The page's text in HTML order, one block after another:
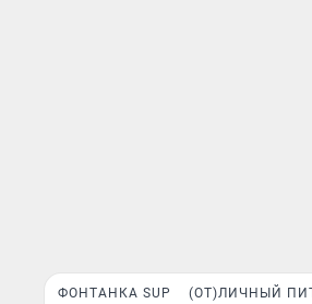
ФОНТАНКА SUP (ОТ)ЛИЧНЫЙ